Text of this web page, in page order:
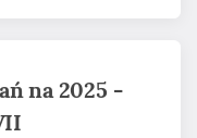
na 2025 -